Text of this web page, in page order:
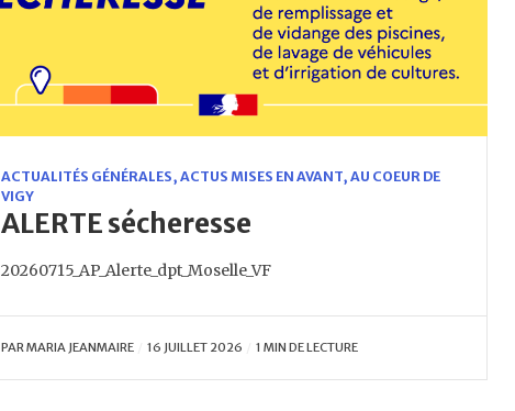
ACTUALITÉS GÉNÉRALES, ACTUS MISES EN AVANT, AU COEUR DE
VIGY
ALERTE sécheresse
20260715_AP_Alerte_dpt_Moselle_VF
PARMARIA JEANMAIRE 16 JUILLET 2026 1 MIN DE LECTURE